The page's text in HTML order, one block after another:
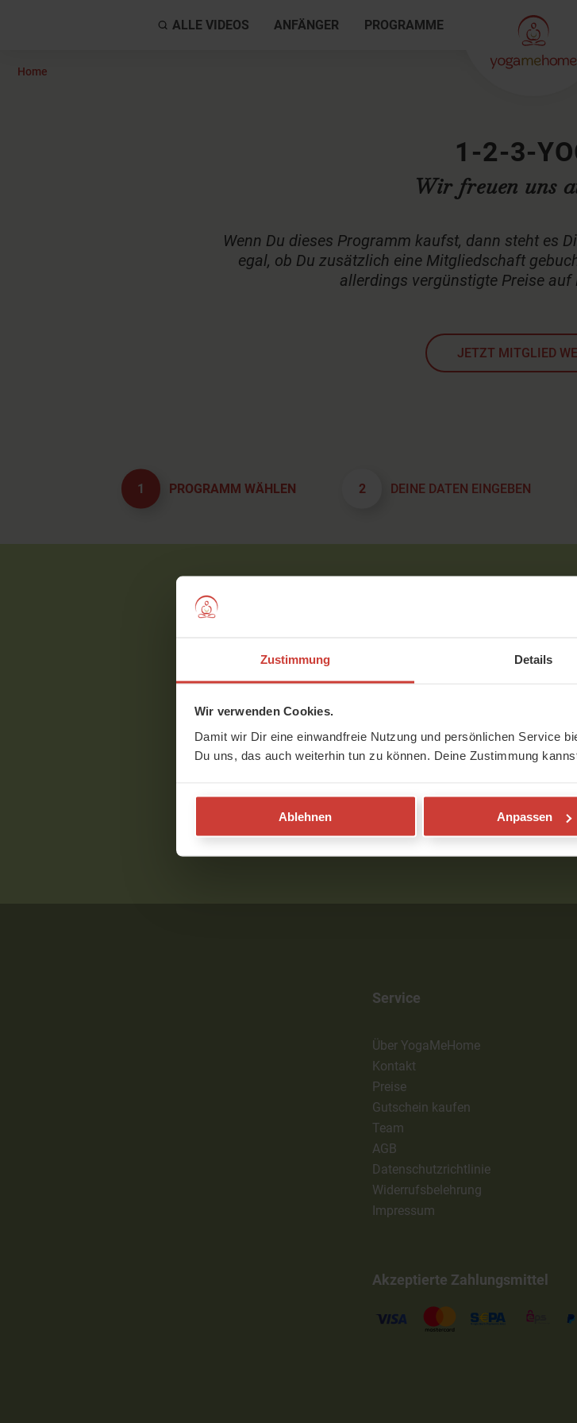
Zustimmung Details
Wir verwenden Cookies.
Damit wir Dir eine einwandfreie Nutzung und persönlichen Service
Du uns, das auch weiterhin tun zu können. Deine Zustimmung
Ablehnen Anpassen
ALLE VIDEOS ANFÄNGER PROGRAMME
Home
1-2-3-
Wir freuen uns
Wenn Du dieses Programm kaufst, dann steht es
egal, ob Du zusätzlich eine Mitgliedschaft
allerdings vergünstigte Preise auf
JETZT MITGLIED
1 PROGRAMM WÄHLEN 2 DEINE DATEN EINGEBEN
WEITER
Service
Über YogaMeHome
Kontakt
Preise
Gutschein kaufen
Team
AGB
Datenschutzrichtlinie
Widerrufsbelehrung
Impressum
Akzeptierte Zahlungsmittel